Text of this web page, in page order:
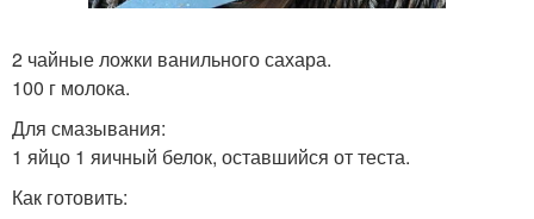
2 чайные ложки ванильного сахара.
100 г молока.
Для смазывания:
1 яйцо 1 яичный белок, оставшийся от теста.
Как готовить: